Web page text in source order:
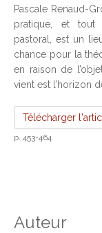
Pascale Renaud-
pratique, et tout
pastoral, est un
chance pour la
en raison de
vient est l’horizon
Télécharger
p. 453-464
Auteur